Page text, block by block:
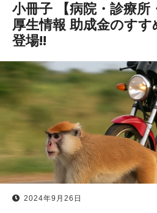
小冊子 【病院・診療所
厚生情報 助成金のす
登場!!
2024年9月26日